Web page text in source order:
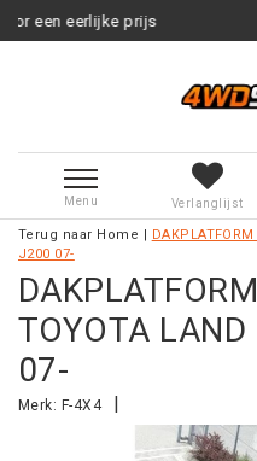
prijs
Menu Verlanglijst
Terug naar Home
J200 07-
TOYOTA
07-
Merk: F-4X4